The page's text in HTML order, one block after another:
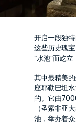
开启一段独
这些历史瑰
“水池”而屹
其中最精美
座耶勒巴坦
的。它由
（圣索非亚
池，举办着众